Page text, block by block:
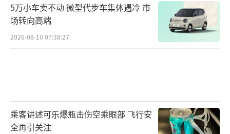
5万小车卖不动 微型代步车集体遇冷 市
场转向高端
2026-08-10 07:38:27
乘客讲述可乐爆瓶击伤空乘眼部 飞行安
全再引关注